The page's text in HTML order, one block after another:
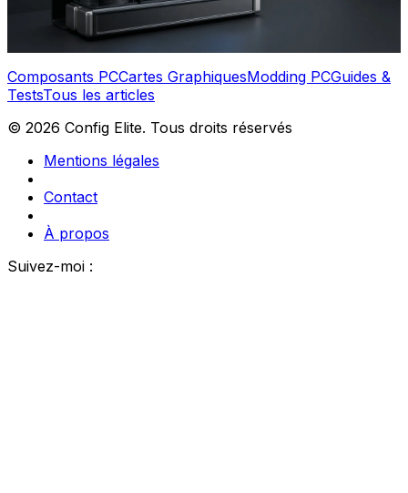
Jérémie Calos
5 déc. 2024
Composants PCCartes GraphiquesModding PCGuides &
TestsTous les articles
© 2026 Config Elite. Tous droits réservés
Mentions légales
Contact
À propos
Suivez-moi :